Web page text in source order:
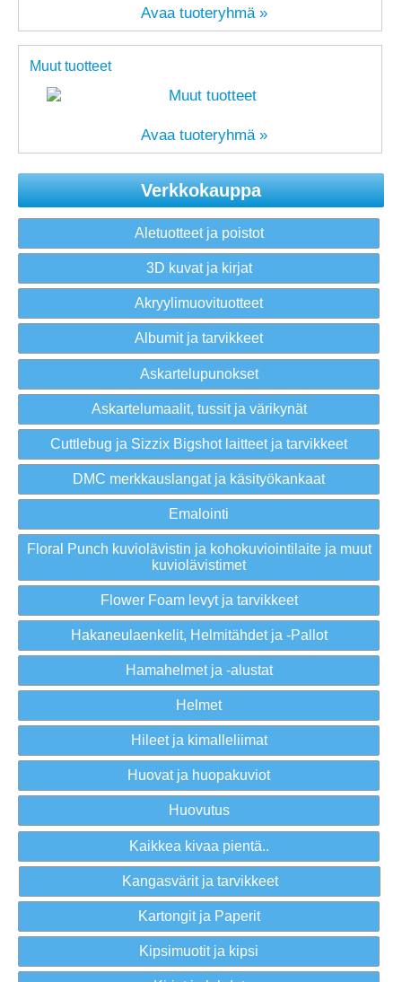
Avaa tuoteryhmä »
Muut tuotteet
Avaa tuoteryhmä »
Verkkokauppa
Aletuotteet ja poistot
3D kuvat ja kirjat
Akryylimuovituotteet
Albumit ja tarvikkeet
Askartelupunokset
Askartelumaalit, tussit ja värikynät
Cuttlebug ja Sizzix Bigshot laitteet ja tarvikkeet
DMC merkkauslangat ja käsityökankaat
Emalointi
Floral Punch kuviolävistin ja kohokuviointilaite ja muut
kuviolävistimet
Flower Foam levyt ja tarvikkeet
Hakaneulaenkelit, Helmitähdet ja -Pallot
Hamahelmet ja -alustat
Helmet
Hileet ja kimalleliimat
Huovat ja huopakuviot
Huovutus
Kaikkea kivaa pientä..
Kangasvärit ja tarvikkeet
Kartongit ja Paperit
Kipsimuotit ja kipsi